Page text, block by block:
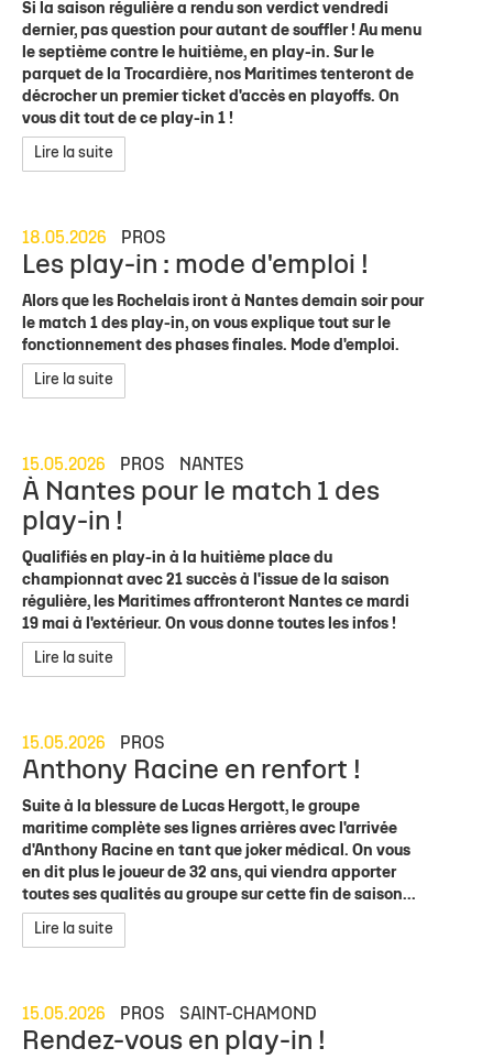
Si la saison régulière a rendu son verdict vendredi
dernier, pas question pour autant de souffler ! Au menu
le septième contre le huitième, en play-in. Sur le
parquet de la Trocardière, nos Maritimes tenteront de
décrocher un premier ticket d'accès en playoffs. On
vous dit tout de ce play-in 1 !
Lire la suite
18.05.2026 PROS
Les play-in : mode d'emploi !
Alors que les Rochelais iront à Nantes demain soir pour
le match 1 des play-in, on vous explique tout sur le
fonctionnement des phases finales. Mode d'emploi.
Lire la suite
15.05.2026 PROS NANTES
À Nantes pour le match 1 des
play-in !
Qualifiés en play-in à la huitième place du
championnat avec 21 succès à l'issue de la saison
régulière, les Maritimes affronteront Nantes ce mardi
19 mai à l'extérieur. On vous donne toutes les infos !
Lire la suite
15.05.2026 PROS
Anthony Racine en renfort !
Suite à la blessure de Lucas Hergott, le groupe
maritime complète ses lignes arrières avec l'arrivée
d'Anthony Racine en tant que joker médical. On vous
en dit plus le joueur de 32 ans, qui viendra apporter
toutes ses qualités au groupe sur cette fin de saison...
Lire la suite
15.05.2026 PROS SAINT-CHAMOND
Rendez-vous en play-in !